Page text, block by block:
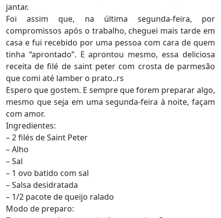
jantar.
Foi assim que, na última segunda-feira, por
compromissos após o trabalho, cheguei mais tarde em
casa e fui recebido por uma pessoa com cara de quem
tinha “aprontado”. E aprontou mesmo, essa deliciosa
receita de filé de saint peter com crosta de parmesão
que comi até lamber o prato..rs
Espero que gostem. E sempre que forem preparar algo,
mesmo que seja em uma segunda-feira à noite, façam
com amor.
Ingredientes:
– 2 filés de Saint Peter
– Alho
– Sal
– 1 ovo batido com sal
– Salsa desidratada
– 1/2 pacote de queijo ralado
Modo de preparo: